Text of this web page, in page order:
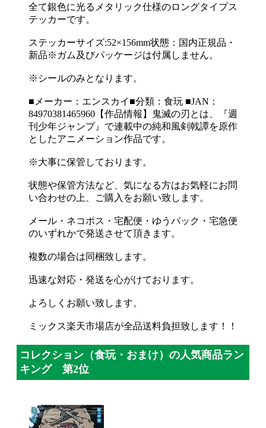
全て銀色に光るメタリック仕様のロングタイプス
テッカーです。
ステッカーサイズ:52×156mm状態：国内正規品・
新品※ガム及びパッケージは付属しません。
※シールのみとなります。
■メーカー：エンスカイ■分類：食玩 ■JAN：
84970381465960【作品情報】鬼滅の刃とは、『週
刊少年ジャンプ』で連載中の純和風剣戟譚を原作
としたアニメーション作品です。
※大事に保管しております。
状態や保管方法など、気になる方はお気軽にお問
い合わせの上、ご購入をお願い致します。
メール・ネコポス・宅配便・ゆうパック・宅急便
のいずれかで発送させて頂きます。
複数の場合は同梱致します。
迅速な対応・発送を心がけております。
よろしくお願い致します。
ミックス楽天市場店が全品送料負担致します！！
コレクション（食玩・おまけ）の人気商品ラン
キング 第2位